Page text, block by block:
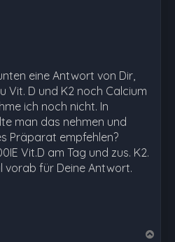
eine Antwort von Dir,
Vit. D und K2 noch Calcium
ich noch nicht. In
man das nehmen und
Präparat empfehlen?
Vit.D am Tag und zus. K2.
vorab für Deine Antwort.